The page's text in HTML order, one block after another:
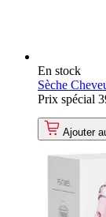
En stock
Sèche
Prix spécial
Ajouter